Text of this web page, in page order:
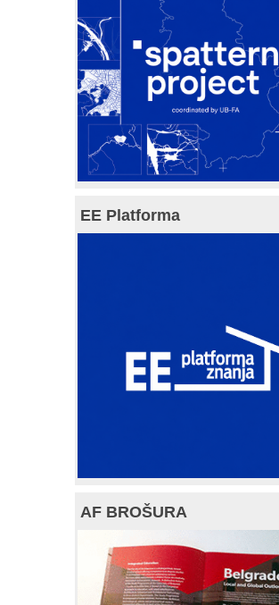
EE Platforma
AF BROŠURA